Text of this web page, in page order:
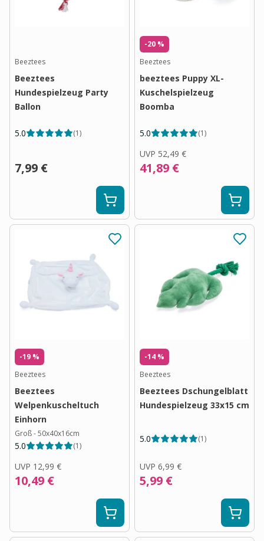
Beeztees
Beeztees
Hundespielzeug Party
Ballon
5.0 (1)
7,99 €
-20 %
Beeztees
beeztees Puppy XL-
Kuschelspielzeug
Boomba
5.0 (1)
UVP 52,49 €
41,89 €
-19 %
Beeztees
Beeztees
Welpenkuscheltuch
Einhorn
Groß - 50x40x16cm
5.0 (1)
UVP 12,99 €
10,49 €
-14 %
Beeztees
Beeztees Dschungelblatt
Hundespielzeug 33x15 cm
5.0 (1)
UVP 6,99 €
5,99 €